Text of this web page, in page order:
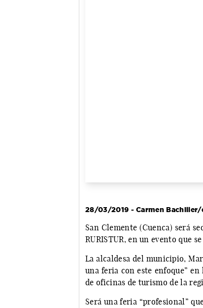
28/03/2019 - Carmen Bachiller/
San Clemente (Cuenca) será
RURISTUR, en un evento que
La alcaldesa del municipio,
una feria con este enfoque”
de oficinas de turismo de la
Será una feria “profesional”